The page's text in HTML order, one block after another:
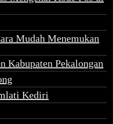
Mudah Menemukan
Kabupaten Pekalongan
Kediri